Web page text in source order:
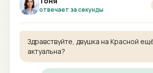
отвечает за секунды
Здравствуйте, двушка на Красной
актуальна?